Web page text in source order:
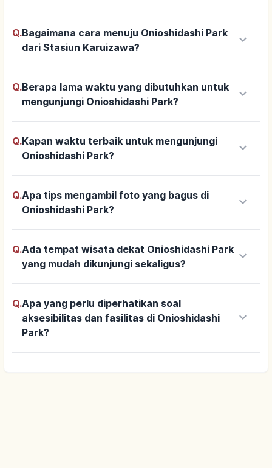
Q.Bagaimana cara menuju Onioshidashi Park
dari Stasiun Karuizawa?
keyboard_arrow_down
Q.Berapa lama waktu yang dibutuhkan untuk
mengunjungi Onioshidashi Park?
keyboard_arrow_down
Q.Kapan waktu terbaik untuk mengunjungi
Onioshidashi Park?
keyboard_arrow_down
Q.Apa tips mengambil foto yang bagus di
Onioshidashi Park?
keyboard_arrow_down
Q.Ada tempat wisata dekat Onioshidashi Park
yang mudah dikunjungi sekaligus?
keyboard_arrow_down
Q.Apa yang perlu diperhatikan soal
aksesibilitas dan fasilitas di Onioshidashi
Park?
keyboard_arrow_down